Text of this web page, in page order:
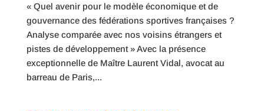
« Quel avenir pour le modèle économique et de
gouvernance des fédérations sportives françaises ?
Analyse comparée avec nos voisins étrangers et
pistes de développement » Avec la présence
exceptionnelle de Maître Laurent Vidal, avocat au
barreau de Paris,...